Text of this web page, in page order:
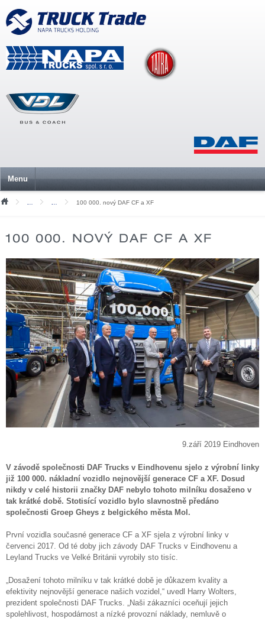
Menu
Tiskové zprávyArchiv 2020 a starší
100 000. nový DAF CF a XF
100 000. NOVÝ DAF CF A XF
9.září 2019 Eindhoven
V závodě společnosti DAF Trucks v Eindhovenu sjelo z výrobní linky
již 100 000. nákladní vozidlo nejnovější generace CF a XF. Dosud
nikdy v celé historii značky DAF nebylo tohoto milníku dosaženo v
tak krátké době. Stotisící vozidlo bylo slavnostně předáno
společnosti Groep Gheys z belgického města Mol.
První vozidla současné generace CF a XF sjela z výrobní linky v
červenci 2017. Od té doby jich závody DAF Trucks v Eindhovenu a
Leyland Trucks ve Velké Británii vyrobily sto tisíc.
„Dosažení tohoto milníku v tak krátké době je důkazem kvality a
efektivity nejnovější generace našich vozidel,“ uvedl Harry Wolters,
prezident společnosti DAF Trucks. „Naši zákazníci oceňují jejich
spolehlivost, hospodárnost a nízké provozní náklady, nemluvě o